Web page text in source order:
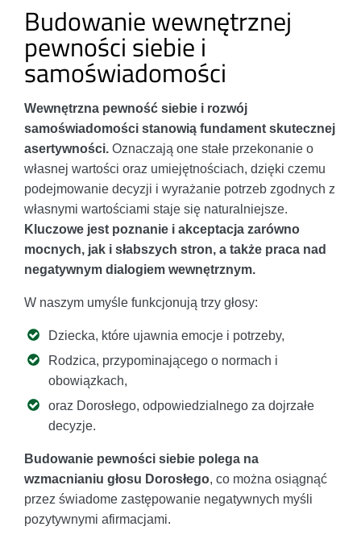
Budowanie wewnętrznej
pewności siebie i
samoświadomości
Wewnętrzna pewność siebie i rozwój
samoświadomości stanowią fundament skutecznej
asertywności. Oznaczają one stałe przekonanie o
własnej wartości oraz umiejętnościach, dzięki czemu
podejmowanie decyzji i wyrażanie potrzeb zgodnych z
własnymi wartościami staje się naturalniejsze.
Kluczowe jest poznanie i akceptacja zarówno
mocnych, jak i słabszych stron, a także praca nad
negatywnym dialogiem wewnętrznym.
W naszym umyśle funkcjonują trzy głosy:
Dziecka, które ujawnia emocje i potrzeby,
Rodzica, przypominającego o normach i
obowiązkach,
oraz Dorosłego, odpowiedzialnego za dojrzałe
decyzje.
Budowanie pewności siebie polega na
wzmacnianiu głosu Dorosłego, co można osiągnąć
przez świadome zastępowanie negatywnych myśli
pozytywnymi afirmacjami.